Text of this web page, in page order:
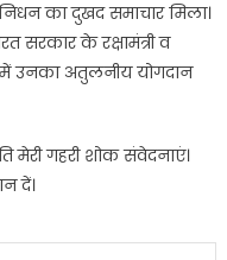
का दुखद समाचार मिला।
सरकार के रक्षामंत्री व
उनका अतुलनीय योगदान
मेरी गहरी शोक संवेदनाएं।
दें।